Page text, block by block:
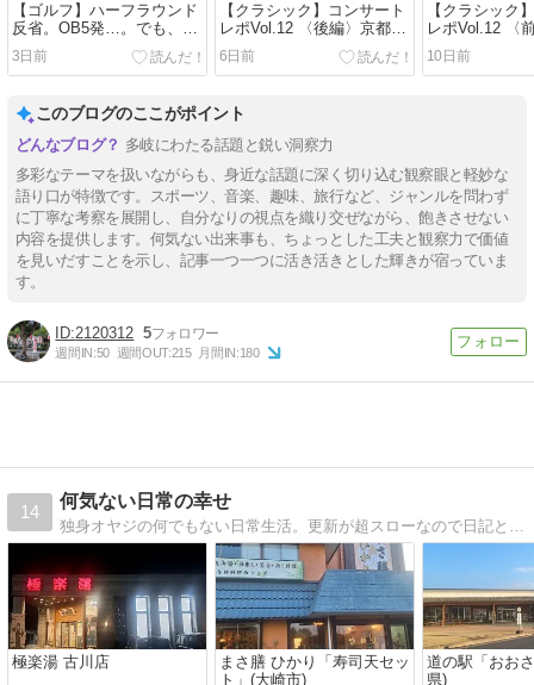
【ゴルフ】ハーフラウンド
反省。OB5発…。でも、一
番の災難は帰り道だった。
3日前
【クラシック】コンサート
レポVol.12 〈後編〉京都市
交響楽団を聴きに徳島へ チ
ャイコフスキー４番と沖澤
のどか
6日前
【クラシック
レポVol.12 〈
交響楽団を聴
10日前
このブログのここがポイント
多岐にわたる話題と鋭い洞察力
多彩なテーマを扱いながらも、身近な話題に深く切り込む観察眼と軽妙な
語り口が特徴です。スポーツ、音楽、趣味、旅行など、ジャンルを問わず
に丁寧な考察を展開し、自分なりの視点を織り交ぜながら、飽きさせない
内容を提供します。何気ない出来事も、ちょっとした工夫と観察力で価値
を見いだすことを示し、記事一つ一つに活き活きとした輝きが宿っていま
す。
2120312 5
週間IN:50 週間OUT:215 月間IN:180
14
何気ない日常の幸せ
独身オヤジの何でもない日常生活。更新が超スローなので日記と言うより記録化してます(^_^;)
極楽湯 古川店
まさ膳 ひかり「寿司天セッ
ト」(大崎市)
道の駅「おお
県)